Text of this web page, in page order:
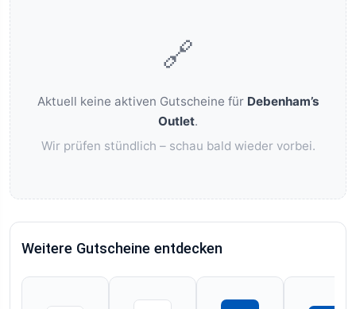
🔗
Aktuell keine aktiven Gutscheine für Debenham’s
Outlet.
Wir prüfen stündlich – schau bald wieder vorbei.
Weitere Gutscheine entdecken